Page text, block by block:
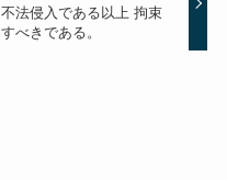
不法侵入である以上 拘束
すべきである。